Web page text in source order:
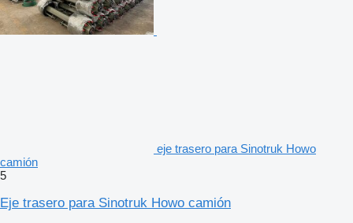
eje trasero para Sinotruk Howo
camión
5
Eje trasero para Sinotruk Howo camión